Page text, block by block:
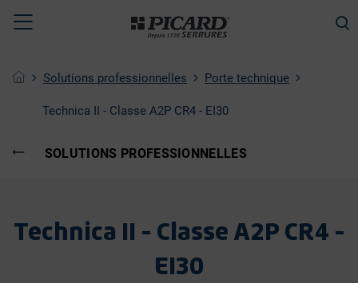
Toggle
Solutions professionnelles Porte technique
Technica II - Classe A2P CR4 - EI30
SOLUTIONS PROFESSIONNELLES
Technica II - Classe A2P CR4 -
EI30